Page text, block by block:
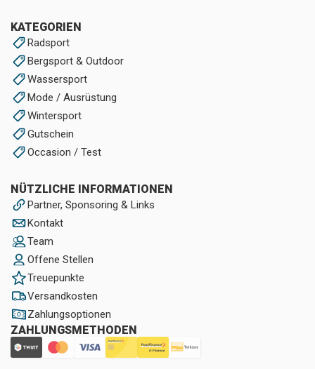
KATEGORIEN
Radsport
Bergsport & Outdoor
Wassersport
Mode / Ausrüstung
Wintersport
Gutschein
Occasion / Test
NÜTZLICHE INFORMATIONEN
Partner, Sponsoring & Links
Kontakt
Team
Offene Stellen
Treuepunkte
Versandkosten
Zahlungsoptionen
ZAHLUNGSMETHODEN